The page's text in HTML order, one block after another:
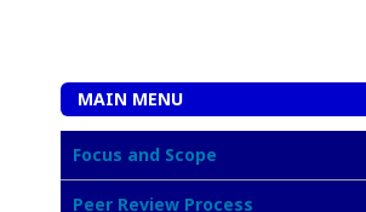
MAIN MENU
Focus and Scope
Peer Review Process